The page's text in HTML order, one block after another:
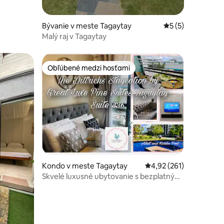
Bývanie v meste Tagaytay Priemerné
5 (5)
Malý raj v Tagaytay
154
Obľúbené medzi hosťami
Obľúbené medzi hosťami
Kondo v meste Tagaytay Priemerné
4,92 (261)
Skvelé luxusné ubytovanie s bezplatným